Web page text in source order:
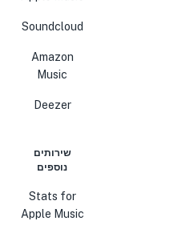
Soundcloud
Amazon
Music
Deezer
שירותים
נוספים
Stats for
Apple Music